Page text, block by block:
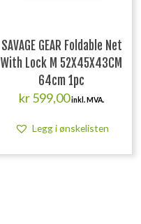
SAVAGE GEAR Foldable Net
With Lock M 52X45X43CM
64cm 1pc
kr599,00inkl. MVA.
Legg i ønskelisten